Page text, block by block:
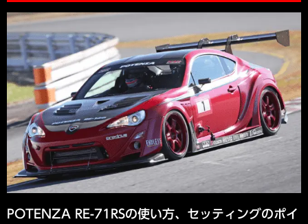
POTENZA RE-71RSの使い方、セッティングのポイ